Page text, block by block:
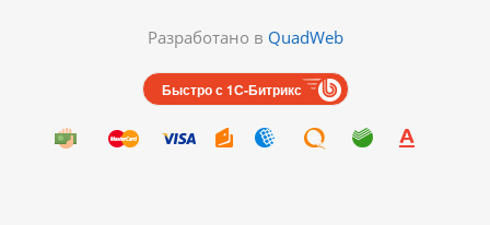
Разработано в QuadWeb
Быстро с 1С-Битрикс